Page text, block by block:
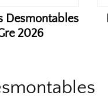
Desmontables
2026